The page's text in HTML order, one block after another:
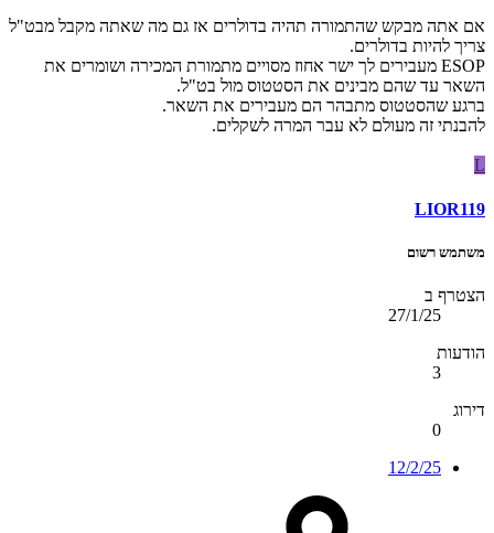
אם אתה מבקש שהתמורה תהיה בדולרים אז גם מה שאתה מקבל מבט"ל
צריך להיות בדולרים.
ESOP מעבירים לך ישר אחוז מסויים מתמורת המכירה ושומרים את
השאר עד שהם מבינים את הסטטוס מול בט"ל.
ברגע שהסטטוס מתבהר הם מעבירים את השאר.
להבנתי זה מעולם לא עבר המרה לשקלים.
L
LIOR119
משתמש רשום
הצטרף ב
27/1/25
הודעות
3
דירוג
0
12/2/25